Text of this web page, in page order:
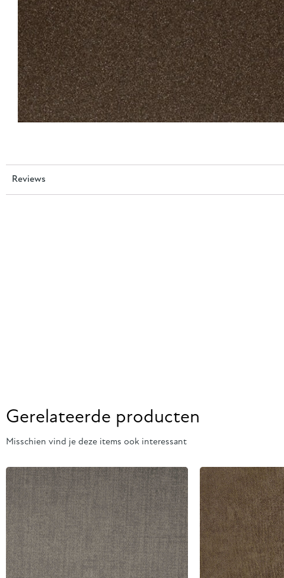
Reviews
Gerelateerde producten
Misschien vind je deze items ook interessant